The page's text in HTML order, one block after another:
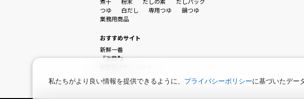
つゆ
白だし 専用つゆ
鍋つゆ
業務用商品
おすすめサイト
新鮮一番
『氷熟®』
私たちがより良い情報を提供できるように、 プライバシーポリシーに基づいたデー